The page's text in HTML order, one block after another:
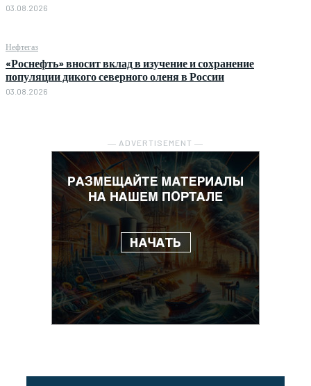
03.08.2026
Нефтегаз
«Роснефть» вносит вклад в изучение и сохранение
популяции дикого северного оленя в России
03.08.2026
― ADVERTISEMENT ―